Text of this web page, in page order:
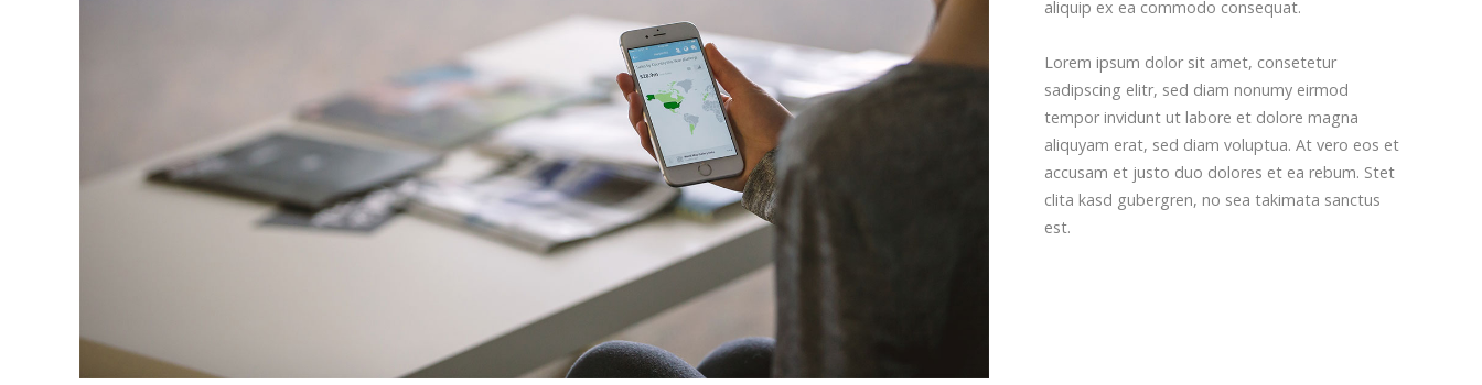
aliquip ex ea commodo consequat.
Lorem ipsum dolor sit amet, consetetur
sadipscing elitr, sed diam nonumy eirmod
tempor invidunt ut labore et dolore magna
aliquyam erat, sed diam voluptua. At vero eos et
accusam et justo duo dolores et ea rebum. Stet
clita kasd gubergren, no sea takimata sanctus
est.